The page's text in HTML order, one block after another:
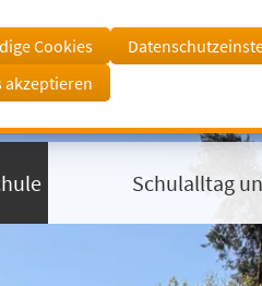
Cookies
akzeptieren
Schulalltag